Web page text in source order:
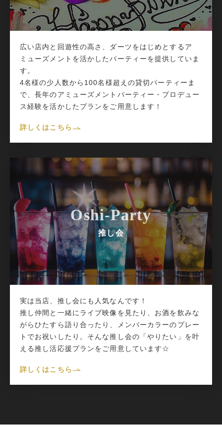
広い店内と回遊性の高さ、ダーツをはじめとするア
ミューズメントを活かしたパーティーを提供していま
す。
4名様の少人数から100名様超えの貸切パーティーま
で、長年のアミューズメントパーティー・プロデュー
ス経験を活かしたプランをご用意します！
詳しくはこちら
Oshi-Party
推し会
実は当店、推し会にも人気なんです！
推し仲間と一緒にライブ映像を見たり、お酒を飲みな
がらひたすら語り合ったり、メンバーカラーのプレー
トでお祝いしたり。そんな推し会の「やりたい」を叶
える推し活応援プランをご用意しています☆
詳しくはこちら